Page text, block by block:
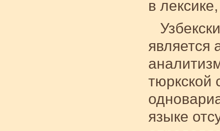
в
является
тюркской
языке